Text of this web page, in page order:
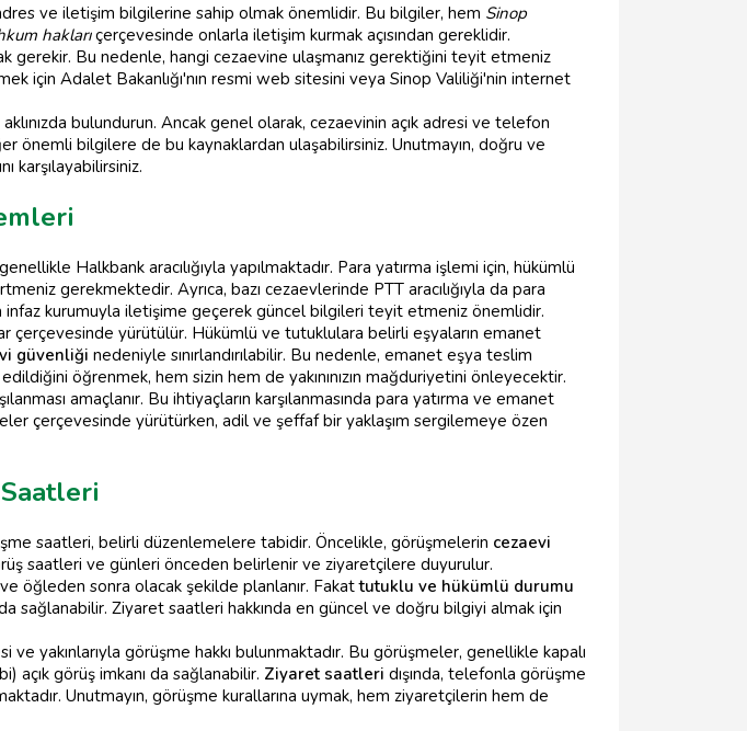
ve iletişim bilgilerine sahip olmak önemlidir. Bu bilgiler, hem Sinop
haklarıçerçevesinde onlarla iletişim kurmak açısından gereklidir.
gerekir. Bu nedenle, hangi cezaevine ulaşmanız gerektiğini teyit etmeniz
için Adalet Bakanlığı'nın resmi web sitesini veya Sinop Valiliği'nin internet
bulundurun. Ancak genel olarak, cezaevinin açık adresi ve telefon
önemli bilgilere de bu kaynaklardan ulaşabilirsiniz. Unutmayın, doğru ve
karşılayabilirsiniz.
Halkbank aracılığıyla yapılmaktadır. Para yatırma işlemi için, hükümlü
gerekmektedir. Ayrıca, bazı cezaevlerinde PTT aracılığıyla da para
infaz kurumuyla iletişime geçerek güncel bilgileri teyit etmeniz önemlidir.
yürütülür. Hükümlü ve tutuklulara belirli eşyaların emanet
güvenliği nedeniyle sınırlandırılabilir. Bu nedenle, emanet eşya teslim
öğrenmek, hem sizin hem de yakınınızın mağduriyetini önleyecektir.
amaçlanır. Bu ihtiyaçların karşılanmasında para yatırma ve emanet
çerçevesinde yürütürken, adil ve şeffaf bir yaklaşım sergilemeye özen
saatleri, belirli düzenlemelere tabidir. Öncelikle, görüşmelerin cezaevi
saatleri ve günleri önceden belirlenir ve ziyaretçilere duyurulur.
öğleden sonra olacak şekilde planlanır. Fakattutuklu ve hükümlü durumu
sağlanabilir. Ziyaret saatleri hakkında en güncel ve doğru bilgiyi almak için
yakınlarıyla görüşme hakkı bulunmaktadır. Bu görüşmeler, genellikle kapalı
açık görüş imkanı da sağlanabilir. Ziyaret saatleri dışında, telefonla görüşme
Unutmayın, görüşme kurallarına uymak, hem ziyaretçilerin hem de